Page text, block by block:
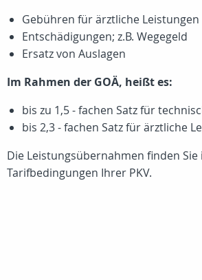
Gebühren für ärztliche Leistungen
Entschädigungen; z.B. Wegegeld
Ersatz von Auslagen
Im Rahmen der GOÄ, heißt es:
bis zu 1,5 - fachen Satz für
bis 2,3 - fachen Satz für ärztliche
Die Leistungsübernahmen finden Sie
Tarifbedingungen Ihrer PKV.